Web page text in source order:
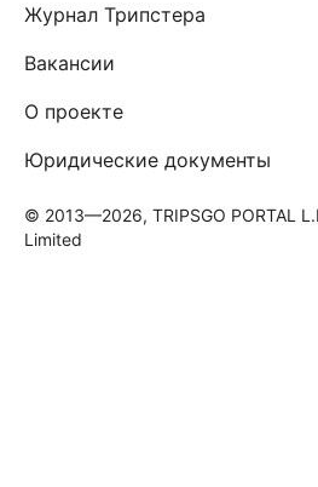
Журнал Трипстера
Вакансии
О проекте
Юридические документы
© 2013—2026, TRIPSGO PORTAL
Limited